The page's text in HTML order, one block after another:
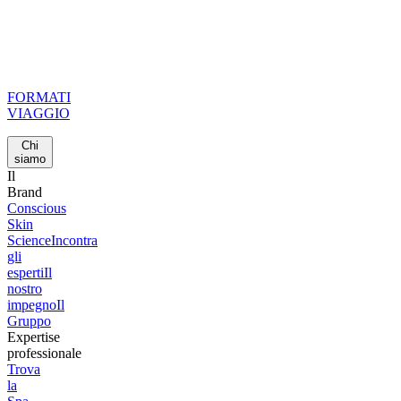
FORMATI
VIAGGIO
Chi
siamo
Il
Brand
Conscious
Skin
ScienceIncontra
gli
espertiIl
nostro
impegnoIl
Gruppo
Expertise
professionale
Trova
la